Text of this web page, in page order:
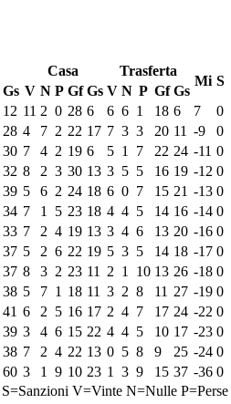
Casa Trasferta
Mi S
Gs V N P Gf Gs V N P Gf Gs
12 11 2 0 28 6 6 6 1 18 6 7
0
28 4 7 2 22 17 7 3 3 20 11 -9
0
30 7 4 2 19 6 5 1 7 22 24 -11 0
32 8 2 3 30 13 3 5 5 16 19 -12 0
39 5 6 2 24 18 6 0 7 15 21 -13 0
34 7 1 5 23 18 4 4 5 14 16 -14 0
33 7 2 4 19 13 3 4 6 13 20 -16 0
37 5 2 6 22 19 5 3 5 14 18 -17 0
37 8 3 2 23 11 2 1 10 13 26 -18 0
38 5 7 1 18 11 3 2 8 11 27 -19 0
41 6 2 5 16 17 2 4 7 17 24 -22 0
39 3 4 6 15 22 4 4 5 10 17 -23 0
38 7 2 4 22 13 0 5 8 9 25 -24 0
60 3 1 9 10 23 1 3 9 15 37 -36 0
S=Sanzioni V=Vinte N=Nulle P=Perse